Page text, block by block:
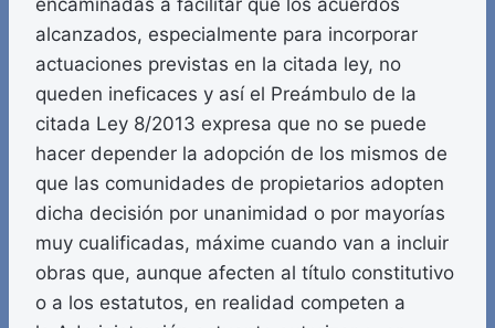
encaminadas a facilitar que los acuerdos
alcanzados, especialmente para incorporar
actuaciones previstas en la citada ley, no
queden ineficaces y así el Preámbulo de la
citada Ley 8/2013 expresa que no se puede
hacer depender la adopción de los mismos de
que las comunidades de propietarios adopten
dicha decisión por unanimidad o por mayorías
muy cualificadas, máxime cuando van a incluir
obras que, aunque afecten al título constitutivo
o a los estatutos, en realidad competen a